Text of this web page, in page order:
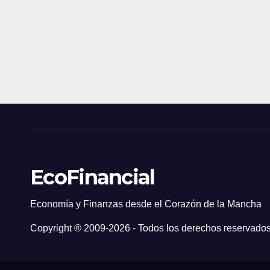
EcoFinancial
Economía y Finanzas desde el Corazón de la Mancha
Copyright ® 2009-2026 - Todos los derechos